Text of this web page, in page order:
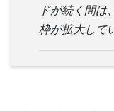
ドが続く間は
枠が拡大して